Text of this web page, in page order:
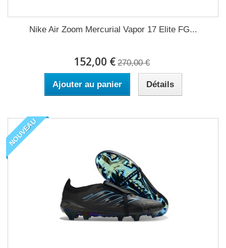
Nike Air Zoom Mercurial Vapor 17 Elite FG...
152,00 € 270,00 €
Ajouter au panier Détails
NOUVEAU